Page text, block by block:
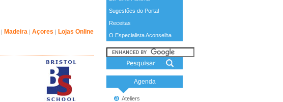
Sugestões do Portal
Receitas
O Especialista Aconselha
Agenda
Ateliers
| Madeira | Açores | Lojas Online